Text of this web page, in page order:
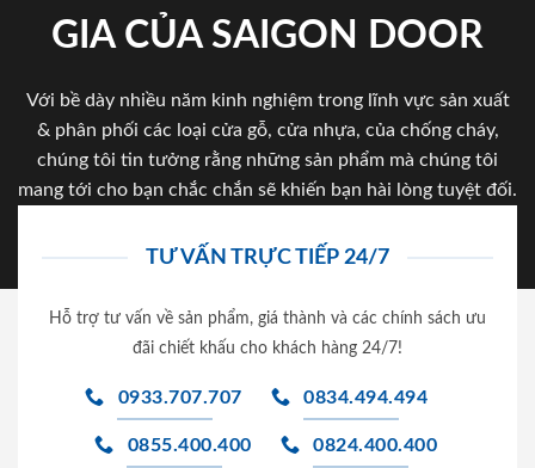
GIA CỦA SAIGON DOOR
Với bề dày nhiều năm kinh nghiệm trong lĩnh vực sản xuất
& phân phối các loại cửa gỗ, cửa nhựa, của chống cháy,
chúng tôi tin tưởng rằng những sản phẩm mà chúng tôi
mang tới cho bạn chắc chắn sẽ khiến bạn hài lòng tuyệt đối.
TƯ VẤN TRỰC TIẾP 24/7
Hỗ trợ tư vấn về sản phẩm, giá thành và các chính sách ưu
đãi chiết khấu cho khách hàng 24/7!
0933.707.707 0834.494.494
0855.400.400 0824.400.400